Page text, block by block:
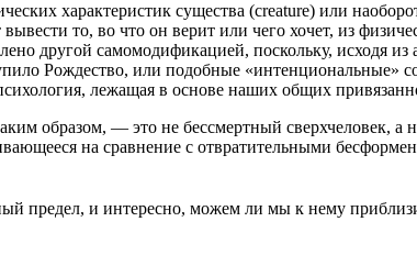
харак­те­ри­стик суще­ства (creature) или
то, во что он верит или чего хочет, из
дру­гой само­мо­ди­фи­ка­ци­ей, посколь­ку, исхо­дя
Рож­де­ство, или подоб­ные «интен­ци­о­наль­ные»
лежа­щая в осно­ве наших общих
обра­зом, — это не бес­смерт­ный сверх­че­ло­век,
на срав­не­ние с отвра­ти­тель­ны­ми
пре­дел, и инте­рес­но, можем ли мы к нему